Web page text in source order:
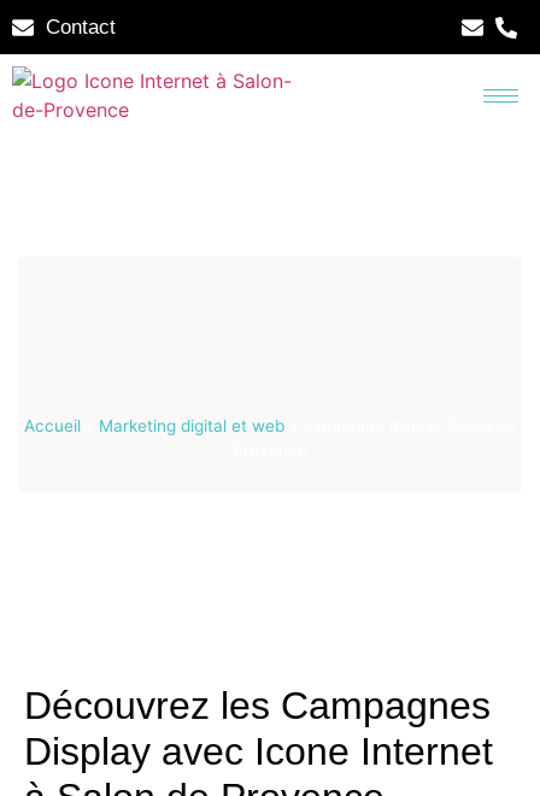
Contact
Accueil Marketing digital et web
Découvrez les Campagnes
Display avec Icone Internet